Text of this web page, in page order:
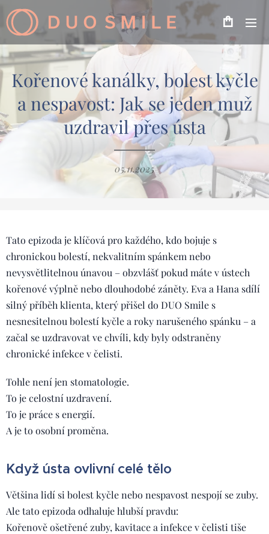
Kořenové kanálky, bolest kyčle
a nespavost: Jak se jeden muž
uzdravil přes ústa
05.11.2025
Tato epizoda je klíčová pro každého, kdo bojuje s
chronickou bolestí, nekvalitním spánkem nebo
nevysvětlitelnou únavou – obzvlášť pokud máte v ústech
kořenové výplně nebo dlouhodobé záněty. Eva a Hana sdílí
silný příběh klienta, který přišel do DUO Smile s
nesnesitelnou bolestí kyčle a roky narušeného spánku – a
začal se uzdravovat ve chvíli, kdy byly odstraněny
chronické infekce v čelisti.
Tohle není jen stomatologie.
To je celostní uzdravení.
To je práce s energií.
A je to osobní proměna.
Když ústa ovlivní celé tělo
Většina lidí si bolest kyčle nebo nespavost nespojí se zuby.
Ale tato epizoda odhaluje hlubší pravdu:
Kořenově ošetřené zuby, kavitace a infekce v čelisti tiše